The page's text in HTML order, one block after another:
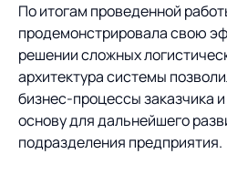
По итогам проведенной
продемонстрировала свою
решении сложных
архитектура системы
бизнес-процессы заказчика
основу для дальнейшего
подразделения предприятия.